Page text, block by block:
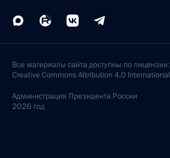
Все материалы сайта доступны по лицензии:
Creative Commons Attribution 4.0 International
Администрация Президента России
2026 год